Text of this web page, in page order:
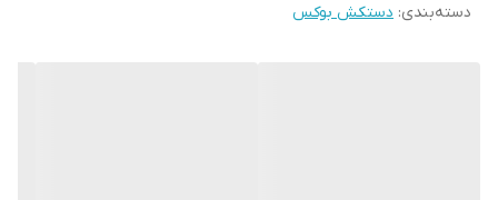
و نگهداری بهتر انگشتان دست و جلوگیری از آسیب های ورزشی می
دسته‌بندی: دستکش بوکس